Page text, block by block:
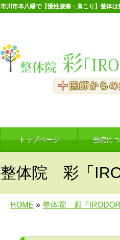
市川市本八幡で【慢性腰痛・肩こり】整体
トップページ 当院に
整体院 彩「
HOME » 整体院 彩「